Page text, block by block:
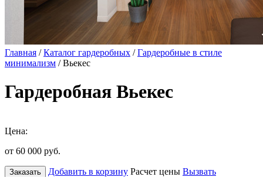
Главная /Каталог гардеробных /Гардеробные в стиле
минимализм / Вьекес
Гардеробная Вьекес
Цена:
от 60 000 руб.
Заказать Добавить в корзину Расчет цены Вызвать